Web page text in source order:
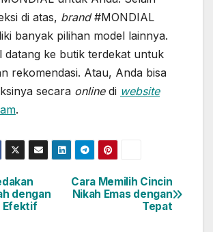
di atas, brand#MONDIAL
banyak pilihan model lainnya.
datang ke butik terdekat untuk
rekomendasi. Atau, Anda bisa
secara online di website
.
Cara Memilih Cincin
Nikah Emas dengan
Tepat
dengan
Efektif